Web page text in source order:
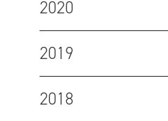
2020
2019
2018